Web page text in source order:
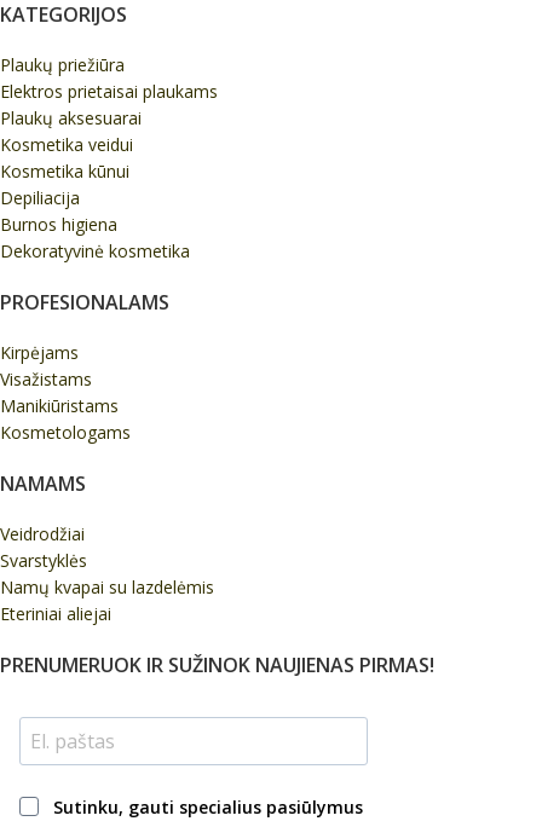
KATEGORIJOS
Plaukų priežiūra
Elektros prietaisai plaukams
Plaukų aksesuarai
Kosmetika veidui
Kosmetika kūnui
Depiliacija
Burnos higiena
Dekoratyvinė kosmetika
PROFESIONALAMS
Kirpėjams
Visažistams
Manikiūristams
Kosmetologams
NAMAMS
Veidrodžiai
Svarstyklės
Namų kvapai su lazdelėmis
Eteriniai aliejai
PRENUMERUOK IR SUŽINOK NAUJIENAS PIRMAS!
Sutinku, gauti specialius pasiūlymus